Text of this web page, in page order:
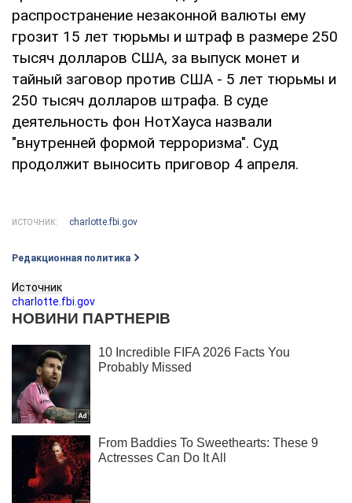
распространение незаконной валюты ему
грозит 15 лет тюрьмы и штраф в размере 250
тысяч долларов США, за выпуск монет и
тайный заговор против США - 5 лет тюрьмы и
250 тысяч долларов штрафа. В суде
деятельность фон НотХауса назвали
"внутренней формой терроризма". Суд
продолжит выносить приговор 4 апреля.
ИСТОЧНИК: charlotte.fbi.gov
Редакционная политика
Источник
charlotte.fbi.gov